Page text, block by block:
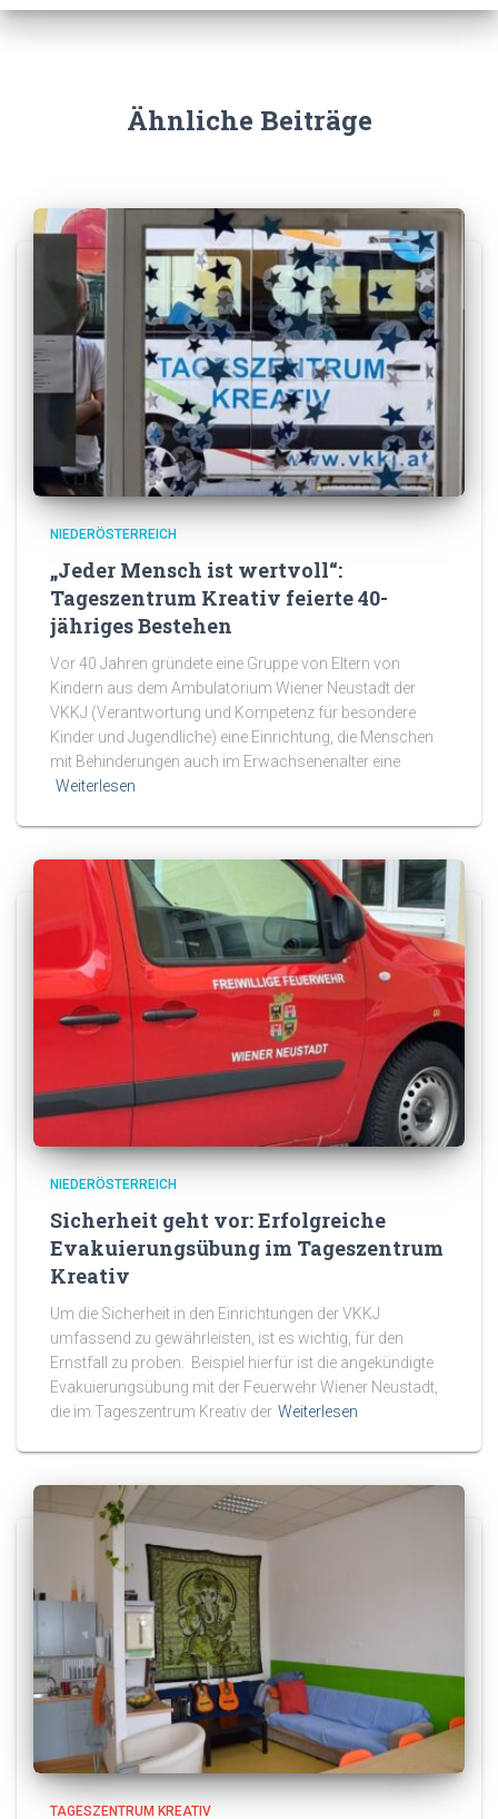
Ähnliche Beiträge
NIEDERÖSTERREICH
„Jeder Mensch ist wertvoll“:
Tageszentrum Kreativ feierte 40-
jähriges Bestehen
Vor 40 Jahren gründete eine Gruppe von Eltern von
Kindern aus dem Ambulatorium Wiener Neustadt der
VKKJ (Verantwortung und Kompetenz für besondere
Kinder und Jugendliche) eine Einrichtung, die Menschen
mit Behinderungen auch im Erwachsenenalter eine
Weiterlesen
NIEDERÖSTERREICH
Sicherheit geht vor: Erfolgreiche
Evakuierungsübung im Tageszentrum
Kreativ
Um die Sicherheit in den Einrichtungen der VKKJ
umfassend zu gewährleisten, ist es wichtig, für den
Ernstfall zu proben. Beispiel hierfür ist die angekündigte
Evakuierungsübung mit der Feuerwehr Wiener Neustadt,
die im Tageszentrum Kreativ der Weiterlesen
TAGESZENTRUM KREATIV